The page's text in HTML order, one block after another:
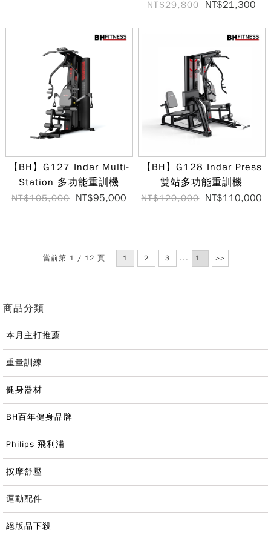
商品分類
本月主打推薦
重量訓練
健身器材
BH百年健身品牌
Philips 飛利浦
按摩舒壓
運動配件
絕版品下殺
NT$29,800 NT$21,300
【BH】G127 Indar Multi-
Station 多功能重訓機
NT$105,000 NT$95,000
【BH】G128 Indar Press
雙站多功能重訓機
NT$120,000 NT$110,000
當前第 1 / 12 頁 1 2 3 ... >>